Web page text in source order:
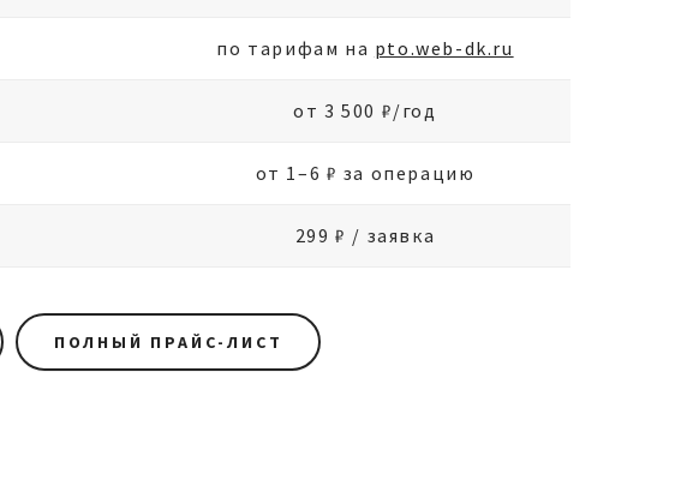
по тарифам на pto.web-dk.ru
от 3 500 ₽/год
от 1–6 ₽ за операцию
299 ₽ / заявка
ПОЛНЫЙ ПРАЙС-ЛИСТ